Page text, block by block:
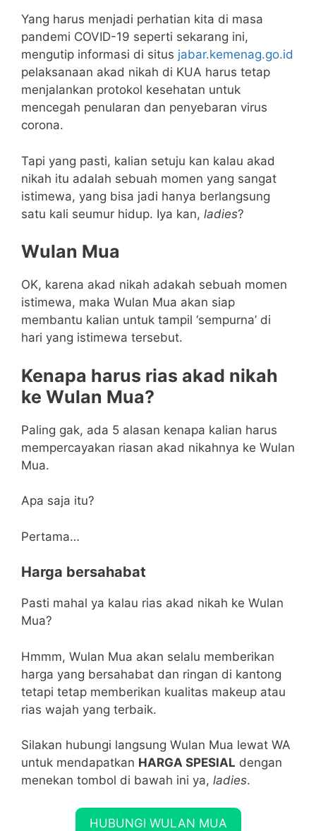
Yang harus menjadi perhatian kita di masa
pandemi COVID-19 seperti sekarang ini,
mengutip informasi di situs jabar.kemenag.go.id
pelaksanaan akad nikah di KUA harus tetap
menjalankan protokol kesehatan untuk
mencegah penularan dan penyebaran virus
corona.
Tapi yang pasti, kalian setuju kan kalau akad
nikah itu adalah sebuah momen yang sangat
istimewa, yang bisa jadi hanya berlangsung
satu kali seumur hidup. Iya kan, ladies?
Wulan Mua
OK, karena akad nikah adakah sebuah momen
istimewa, maka Wulan Mua akan siap
membantu kalian untuk tampil ‘sempurna’ di
hari yang istimewa tersebut.
Kenapa harus rias akad nikah
ke Wulan Mua?
Paling gak, ada 5 alasan kenapa kalian harus
mempercayakan riasan akad nikahnya ke Wulan
Mua.
Apa saja itu?
Pertama…
Harga bersahabat
Pasti mahal ya kalau rias akad nikah ke Wulan
Mua?
Hmmm, Wulan Mua akan selalu memberikan
harga yang bersahabat dan ringan di kantong
tetapi tetap memberikan kualitas makeup atau
rias wajah yang terbaik.
Silakan hubungi langsung Wulan Mua lewat WA
untuk mendapatkan HARGA SPESIAL dengan
menekan tombol di bawah ini ya, ladies.
HUBUNGI WULAN MUA